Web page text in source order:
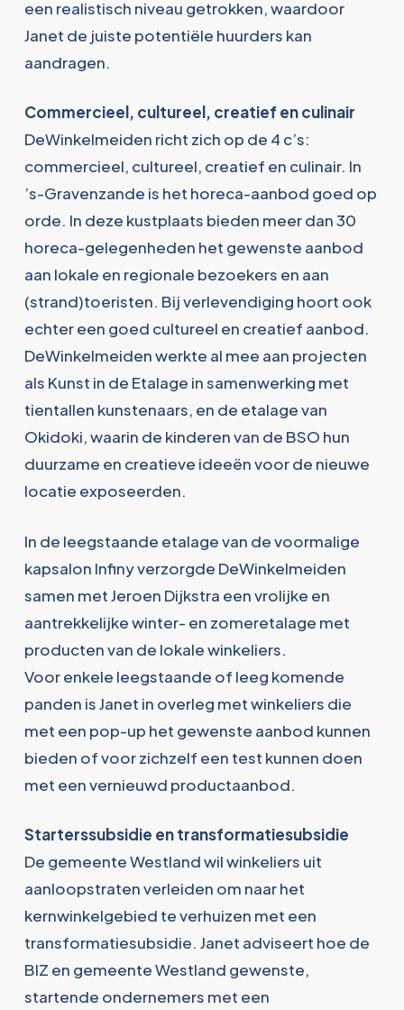
een realistisch niveau getrokken, waardoor
Janet de juiste potentiële huurders kan
aandragen.
Commercieel, cultureel, creatief en culinair
DeWinkelmeiden richt zich op de 4 c’s:
commercieel, cultureel, creatief en culinair. In
’s-Gravenzande is het horeca-aanbod goed op
orde. In deze kustplaats bieden meer dan 30
horeca-gelegenheden het gewenste aanbod
aan lokale en regionale bezoekers en aan
(strand)toeristen. Bij verlevendiging hoort ook
echter een goed cultureel en creatief aanbod.
DeWinkelmeiden werkte al mee aan projecten
als Kunst in de Etalage in samenwerking met
tientallen kunstenaars, en de etalage van
Okidoki, waarin de kinderen van de BSO hun
duurzame en creatieve ideeën voor de nieuwe
locatie exposeerden.
In de leegstaande etalage van de voormalige
kapsalon Infiny verzorgde DeWinkelmeiden
samen met Jeroen Dijkstra een vrolijke en
aantrekkelijke winter- en zomeretalage met
producten van de lokale winkeliers.
Voor enkele leegstaande of leeg komende
panden is Janet in overleg met winkeliers die
met een pop-up het gewenste aanbod kunnen
bieden of voor zichzelf een test kunnen doen
met een vernieuwd productaanbod.
Starterssubsidie en transformatiesubsidie
De gemeente Westland wil winkeliers uit
aanloopstraten verleiden om naar het
kernwinkelgebied te verhuizen met een
transformatiesubsidie. Janet adviseert hoe de
BIZ en gemeente Westland gewenste,
startende ondernemers met een